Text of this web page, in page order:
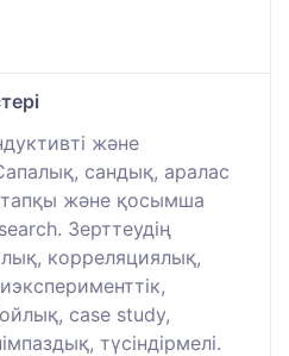
және
сандық, аралас
және қосымша
Зерттеудің
корреляциялық,
case study,
түсіндірмелі.